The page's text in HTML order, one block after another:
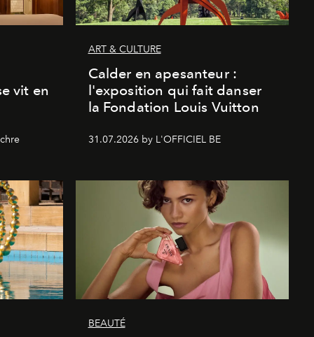
vit en
ART & CULTURE
Calder en apesanteur :
l'exposition qui fait danser
la Fondation Louis Vuitton
31.07.2026 by L'OFFICIEL BE
BEAUTÉ